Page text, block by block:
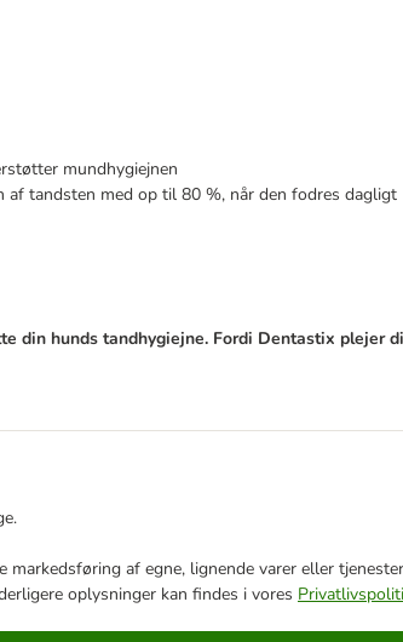
mundhygiejnen
af ​​tandsten med op til 80 %, når den fodres dagligt
din hunds tandhygiejne. Fordi Dentastix plejer
af egne, lignende varer eller
oplysninger kan findes i vores